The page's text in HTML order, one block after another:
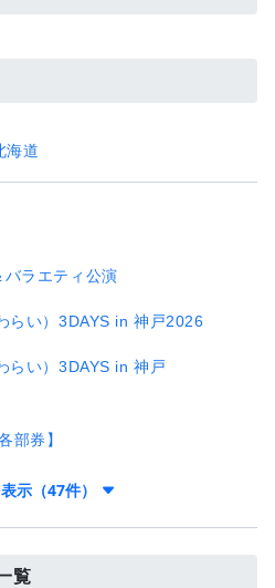
海道
ラエティ公演
らい）3DAYS in 神戸2026
らい）3DAYS in 神戸
部券】
示（47件）
覧